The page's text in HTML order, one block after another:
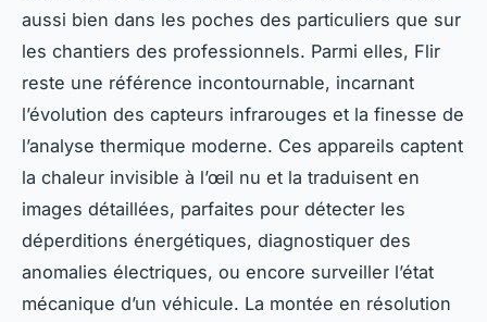
aussi bien dans les poches des particuliers que sur
les chantiers des professionnels. Parmi elles, Flir
reste une référence incontournable, incarnant
l’évolution des capteurs infrarouges et la finesse de
l’analyse thermique moderne. Ces appareils captent
la chaleur invisible à l’œil nu et la traduisent en
images détaillées, parfaites pour détecter les
déperditions énergétiques, diagnostiquer des
anomalies électriques, ou encore surveiller l’état
mécanique d’un véhicule. La montée en résolution